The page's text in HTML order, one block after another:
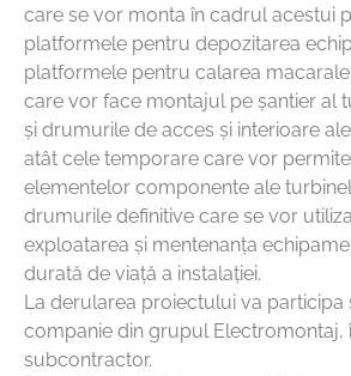
care se vor monta în cadrul acestui
platformele pentru depozitarea
platformele pentru calarea
care vor face montajul pe șantier al
și drumurile de acces și interioare
atât cele temporare care vor
elementelor componente ale
drumurile definitive care se vor
exploatarea și mentenanța
durată de viață a instalației.
La derularea proiectului va participa
companie din grupul Electromontaj,
subcontractor.